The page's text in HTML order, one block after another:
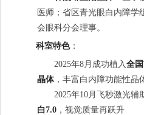
医师；省区青光眼白内障学
会眼科分会理事。
科室特色：
2025年8月成功植入全
晶体，丰富白内障功能性晶
2025年10月飞秒激光辅
白7.0 ，视觉质量再跃升